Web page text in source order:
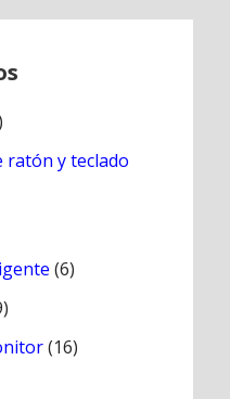
ratón y teclado
(6)
(16)